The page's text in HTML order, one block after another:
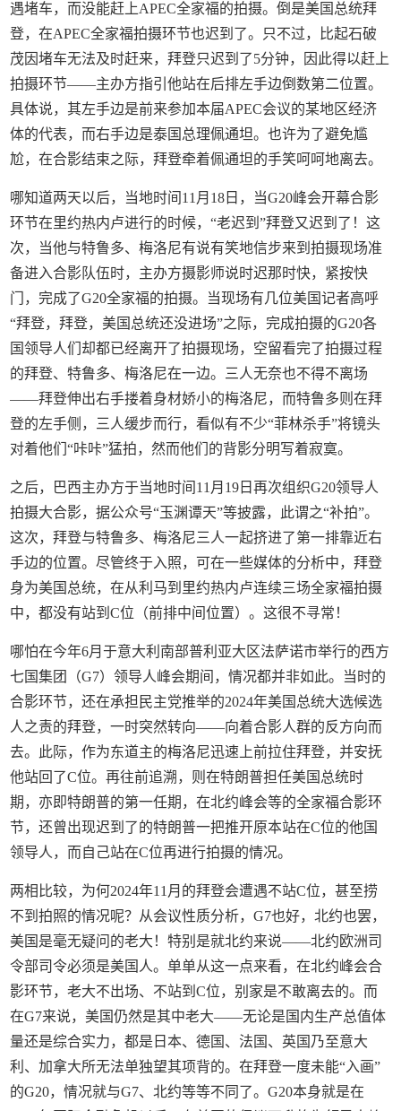
遇堵车，而没能赶上APEC全家福的拍摄。倒是美国总统拜
登，在APEC全家福拍摄环节也迟到了。只不过，比起石破
茂因堵车无法及时赶来，拜登只迟到了5分钟，因此得以赶上
拍摄环节——主办方指引他站在后排左手边倒数第二位置。
具体说，其左手边是前来参加本届APEC会议的某地区经济
体的代表，而右手边是泰国总理佩通坦。也许为了避免尴
尬，在合影结束之际，拜登牵着佩通坦的手笑呵呵地离去。
哪知道两天以后，当地时间11月18日，当G20峰会开幕合影
环节在里约热内卢进行的时候，“老迟到”拜登又迟到了！这
次，当他与特鲁多、梅洛尼有说有笑地信步来到拍摄现场准
备进入合影队伍时，主办方摄影师说时迟那时快，紧按快
门，完成了G20全家福的拍摄。当现场有几位美国记者高呼
“拜登，拜登，美国总统还没进场”之际，完成拍摄的G20各
国领导人们却都已经离开了拍摄现场，空留看完了拍摄过程
的拜登、特鲁多、梅洛尼在一边。三人无奈也不得不离场
——拜登伸出右手搂着身材娇小的梅洛尼，而特鲁多则在拜
登的左手侧，三人缓步而行，看似有不少“菲林杀手”将镜头
对着他们“咔咔”猛拍，然而他们的背影分明写着寂寞。
之后，巴西主办方于当地时间11月19日再次组织G20领导人
拍摄大合影，据公众号“玉渊谭天”等披露，此谓之“补拍”。
这次，拜登与特鲁多、梅洛尼三人一起挤进了第一排靠近右
手边的位置。尽管终于入照，可在一些媒体的分析中，拜登
身为美国总统，在从利马到里约热内卢连续三场全家福拍摄
中，都没有站到C位（前排中间位置）。这很不寻常！
哪怕在今年6月于意大利南部普利亚大区法萨诺市举行的西方
七国集团（G7）领导人峰会期间，情况都并非如此。当时的
合影环节，还在承担民主党推举的2024年美国总统大选候选
人之责的拜登，一时突然转向——向着合影人群的反方向而
去。此际，作为东道主的梅洛尼迅速上前拉住拜登，并安抚
他站回了C位。再往前追溯，则在特朗普担任美国总统时
期，亦即特朗普的第一任期，在北约峰会等的全家福合影环
节，还曾出现迟到了的特朗普一把推开原本站在C位的他国
领导人，而自己站在C位再进行拍摄的情况。
两相比较，为何2024年11月的拜登会遭遇不站C位，甚至捞
不到拍照的情况呢？从会议性质分析，G7也好，北约也罢，
美国是毫无疑问的老大！特别是就北约来说——北约欧洲司
令部司令必须是美国人。单单从这一点来看，在北约峰会合
影环节，老大不出场、不站到C位，别家是不敢离去的。而
在G7来说，美国仍然是其中老大——无论是国内生产总值体
量还是综合实力，都是日本、德国、法国、英国乃至意大
利、加拿大所无法单独望其项背的。在拜登一度未能“入画”
的G20，情况就与G7、北约等等不同了。G20本身就是在